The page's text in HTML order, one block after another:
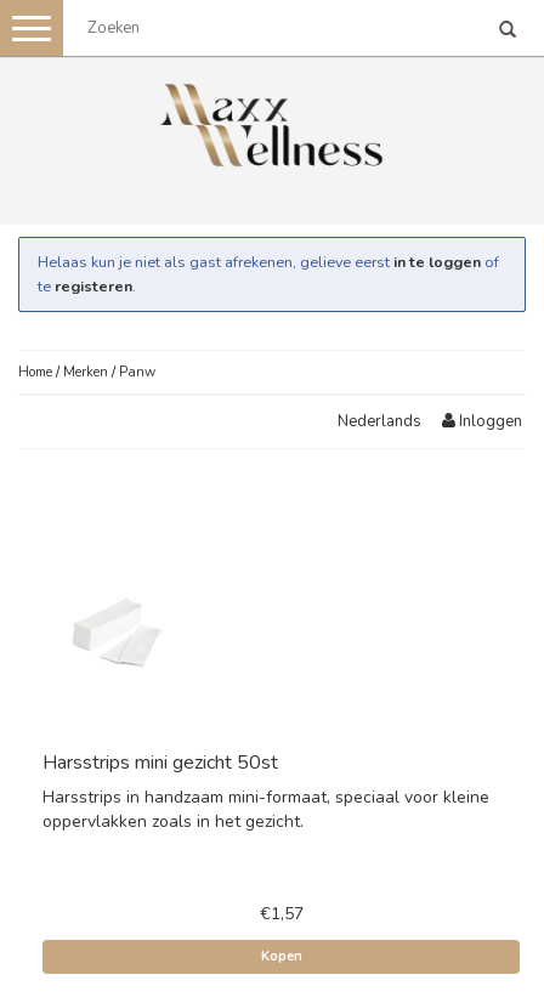
Toggle
navigation
Helaas kun je niet als gast afrekenen, gelieve eerst in te loggen of
te registeren.
Home / Merken / Panw
Nederlands Inloggen
Harsstrips mini gezicht 50st
Harsstrips in handzaam mini-formaat, speciaal voor kleine
oppervlakken zoals in het gezicht.
€1,57
Kopen